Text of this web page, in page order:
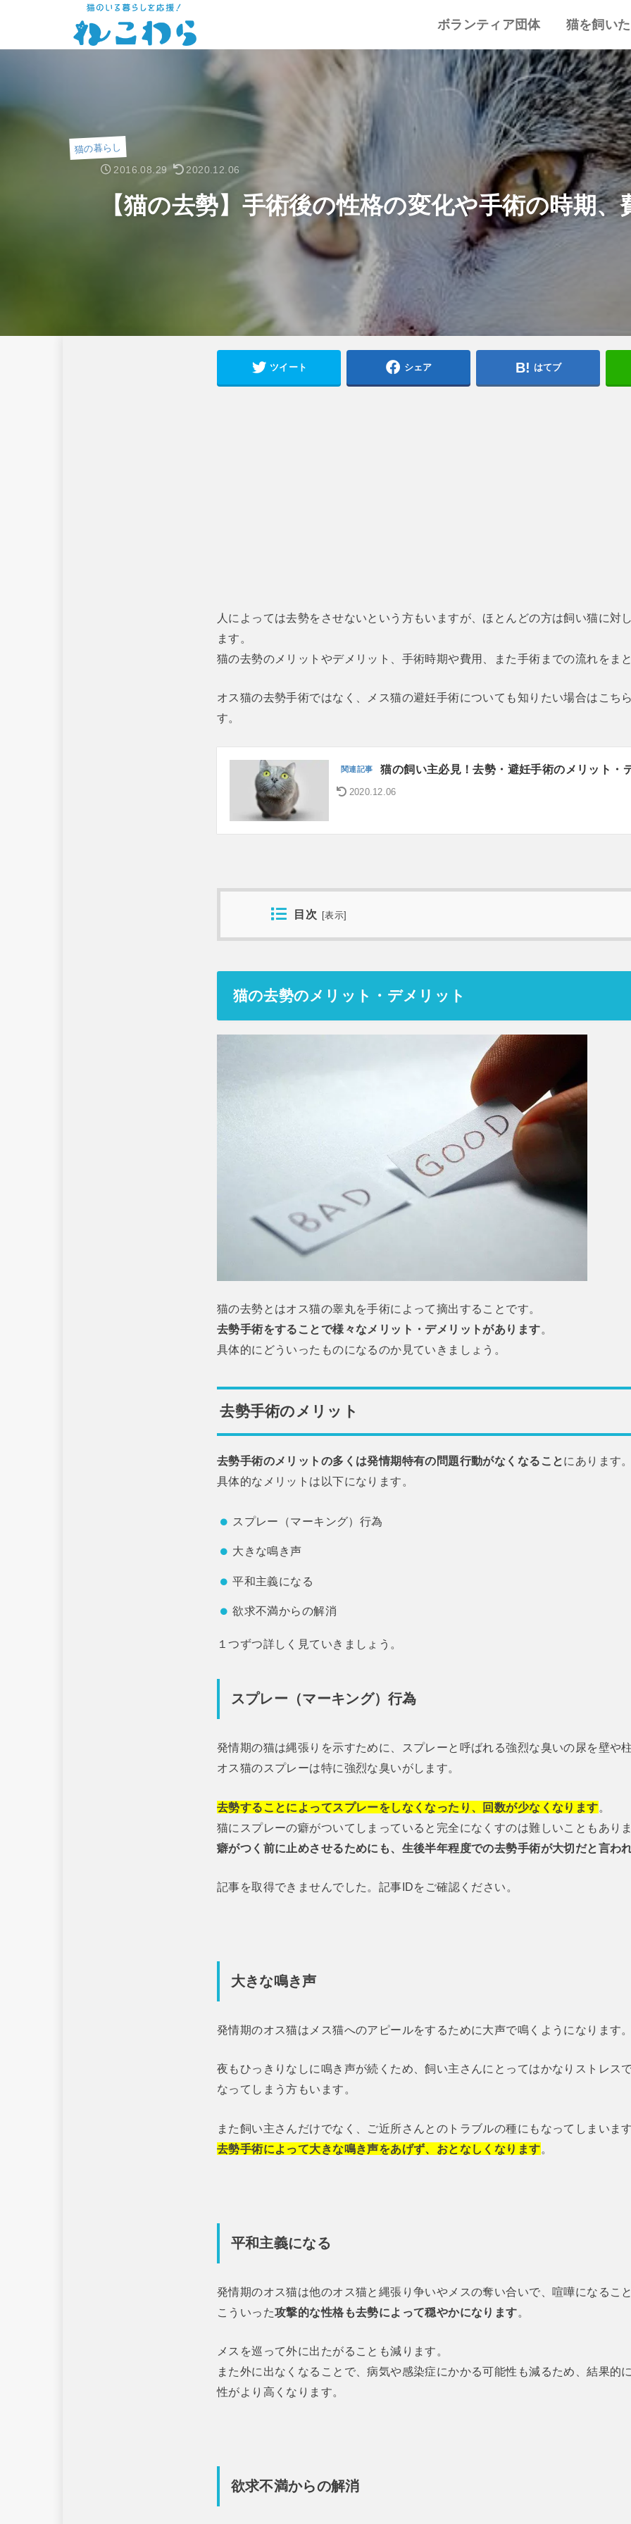
ボランティア団体
譲渡会・里親会
猫カフェ
特集記事
動物愛護・ボランティア
地域別まとめ
猫を飼い
猫の迎え方
猫を飼うと
心がまえ
飼う前の確
猫の里親
色々な猫種
猫の暮らし
2016.08.29 2020.12.06
【猫の去勢】手術後の性格の変化や手術の時期、
ツイート シェア はてブ
人によっては去勢をさせないという方もいますが、ほとんどの方は飼い猫に対
ます。
猫の去勢のメリットやデメリット、手術時期や費用、また手術までの流れをま
オス猫の去勢手術ではなく、メス猫の避妊手術についても知りたい場合はこち
す。
猫の飼い主必見！去勢・避妊手術のメリット・
2020.12.06
目次 [表示
猫の去勢のメリット・デメリット
猫の去勢とはオス猫の睾丸を手術によって摘出することです。
去勢手術をすることで様々なメリット・デメリットがあります。
具体的にどういったものになるのか見ていきましょう。
去勢手術のメリット
去勢手術のメリットの多くは発情期特有の問題行動がなくなることにあります
具体的なメリットは以下になります。
スプレー（マーキング）行為
大きな鳴き声
平和主義になる
欲求不満からの解消
１つずつ詳しく見ていきましょう。
スプレー（マーキング）行為
発情期の猫は縄張りを示すために、スプレーと呼ばれる強烈な臭いの尿を壁や
オス猫のスプレーは特に強烈な臭いがします。
去勢することによってスプレーをしなくなったり、回数が少なくなります。
猫にスプレーの癖がついてしまっていると完全になくすのは難しいこともあり
癖がつく前に止めさせるためにも、生後半年程度での去勢手術が大切だと言わ
記事を取得できませんでした。記事IDをご確認ください。
大きな鳴き声
発情期のオス猫はメス猫へのアピールをするために大声で鳴くようになります
夜もひっきりなしに鳴き声が続くため、飼い主さんにとってはかなりストレス
なってしまう方もいます。
また飼い主さんだけでなく、ご近所さんとのトラブルの種にもなってしまいま
去勢手術によって大きな鳴き声をあげず、おとなしくなります。
平和主義になる
発情期のオス猫は他のオス猫と縄張り争いやメスの奪い合いで、喧嘩になるこ
こういった攻撃的な性格も去勢によって穏やかになります。
メスを巡って外に出たがることも減ります。
また外に出なくなることで、病気や感染症にかかる可能性も減るため、結果的
性がより高くなります。
欲求不満からの解消